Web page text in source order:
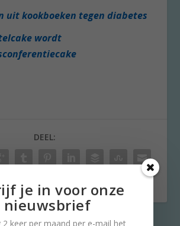
uit kookboeken tegen diabetes
wordt
e
DEEL:
je in voor onze
nieuwsbrief
2 keer per maand per e-mail het